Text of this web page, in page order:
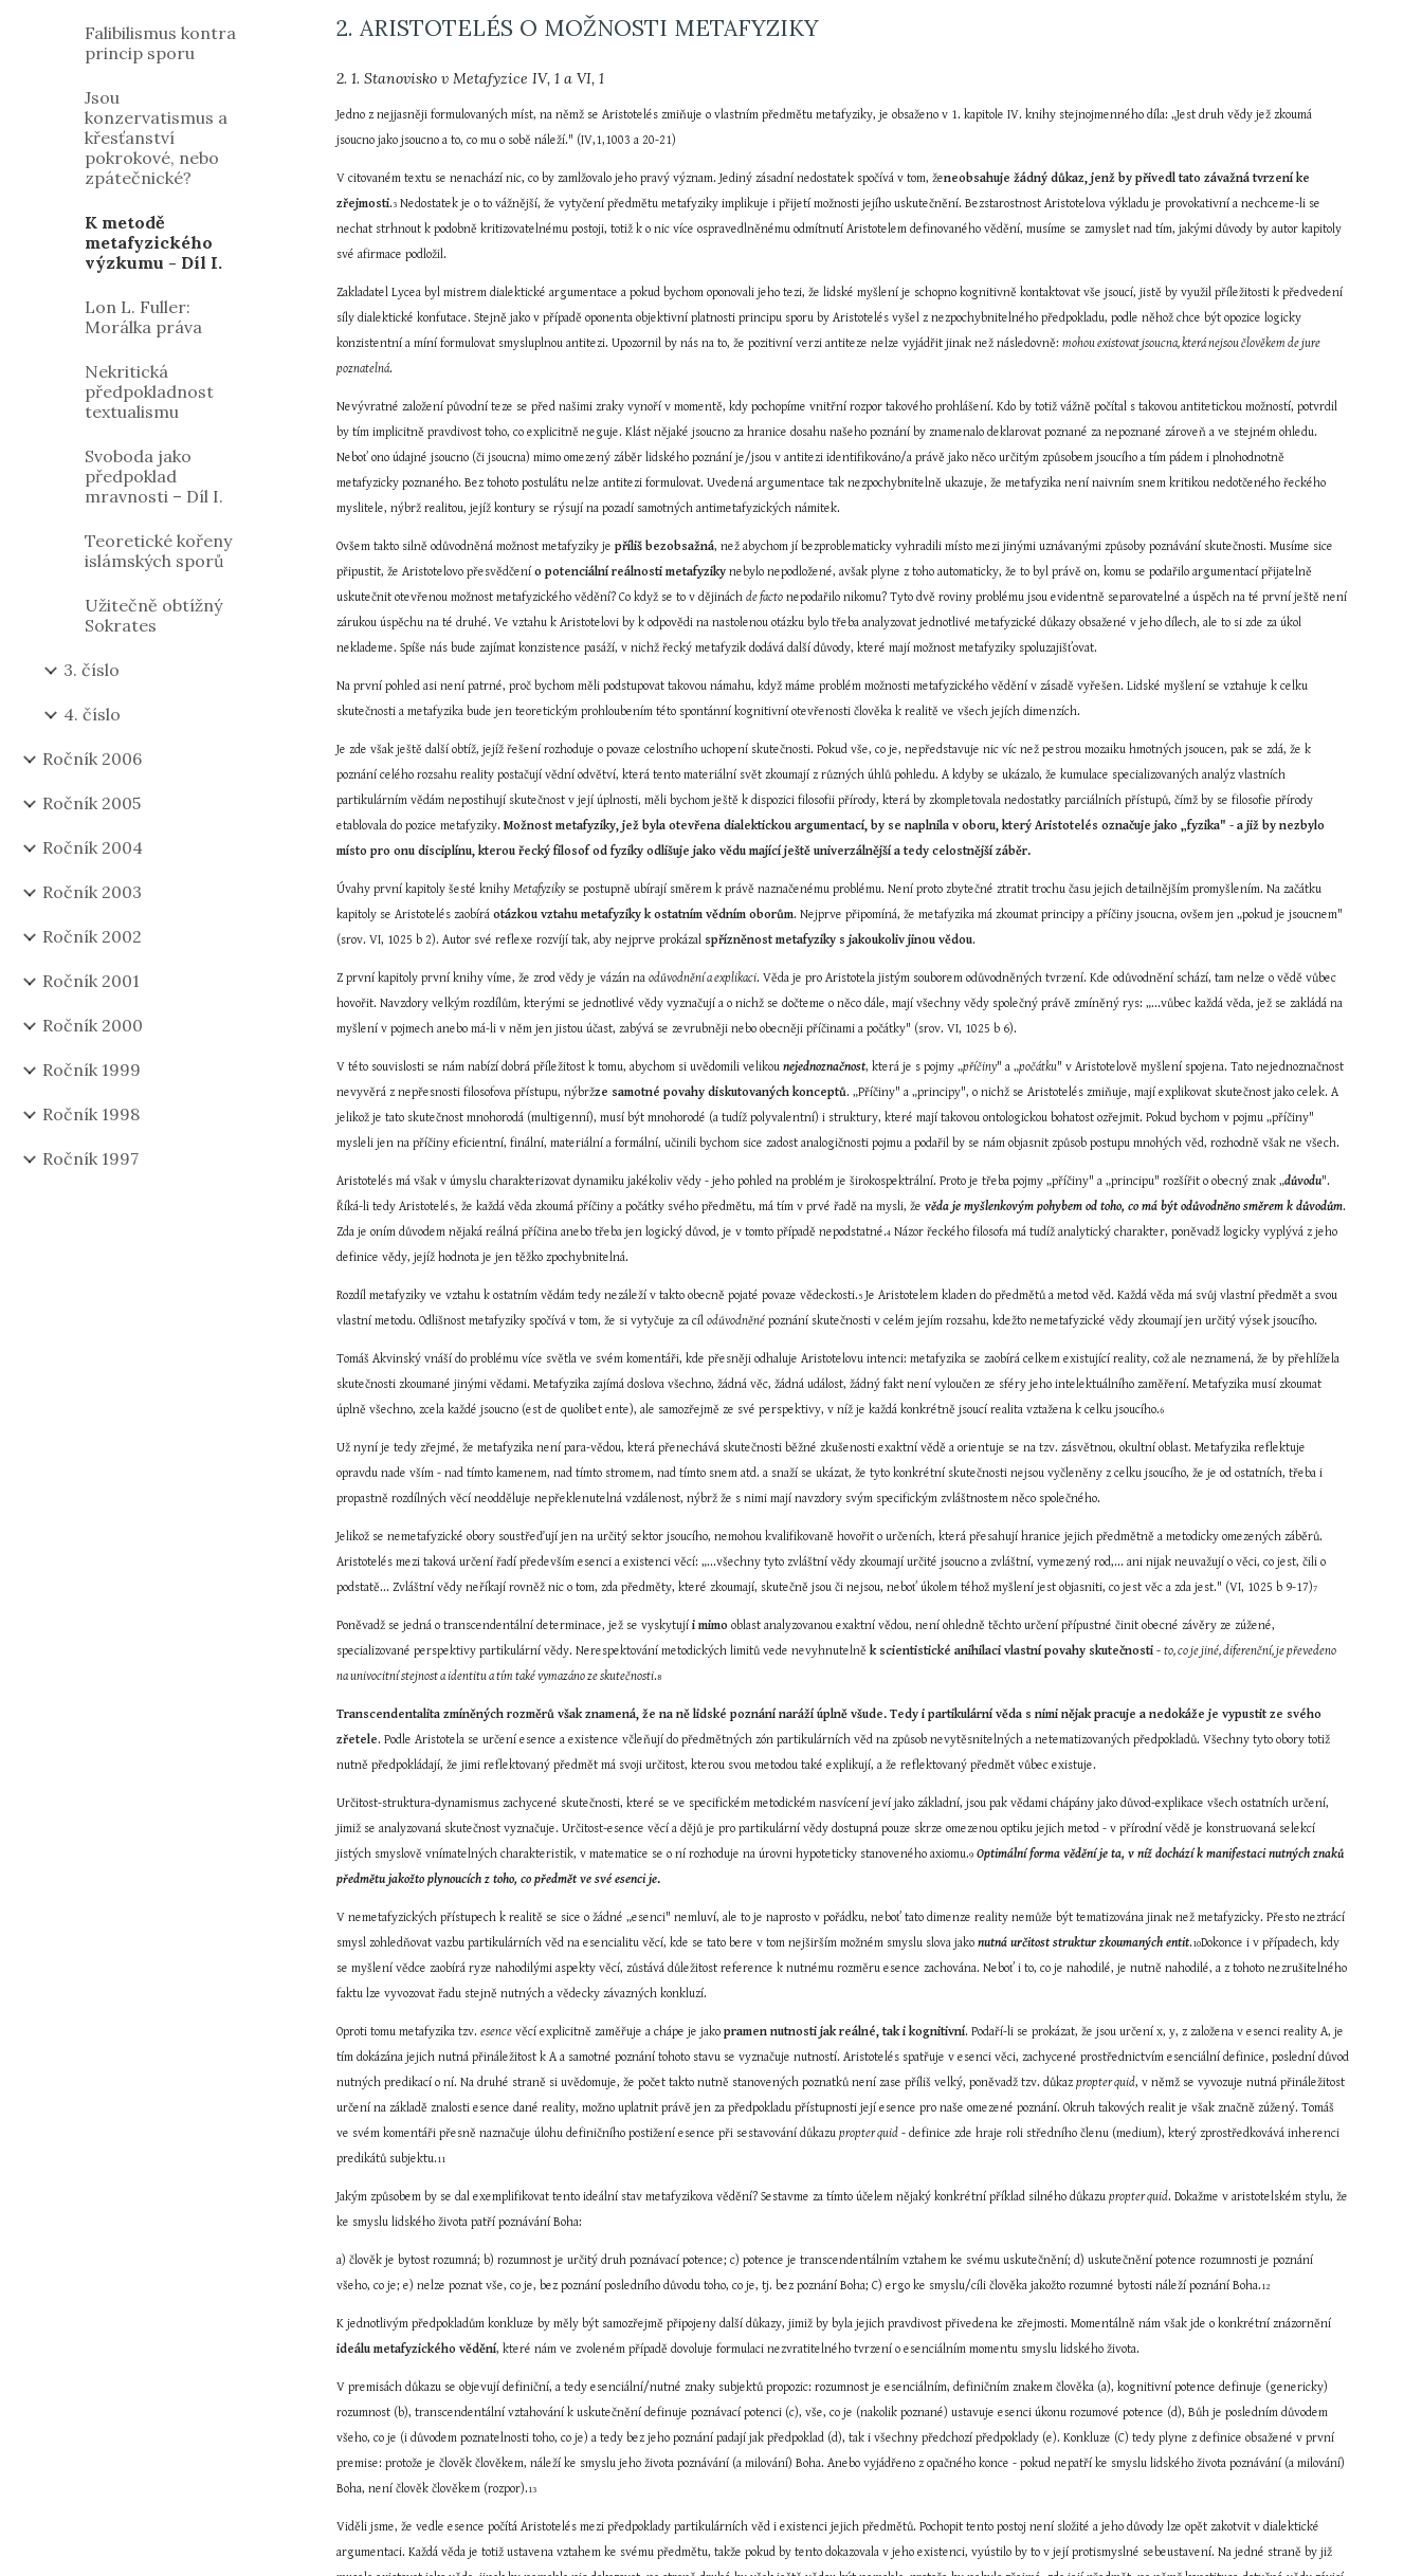
Falibilismus kontra
princip sporu
Jsou
konzervatismus a
křesťanství
pokrokové, nebo
zpátečnické?
K metodě
metafyzického
výzkumu - Díl I.
Lon L. Fuller:
Morálka práva
Nekritická
předpokladnost
textualismu
Svoboda jako
předpoklad
mravnosti – Díl I.
Teoretické kořeny
islámských sporů
Užitečně obtížný
Sokrates
3. číslo
4. číslo
Ročník 2006
Ročník 2005
Ročník 2004
Ročník 2003
Ročník 2002
Ročník 2001
Ročník 2000
Ročník 1999
Ročník 1998
Ročník 1997
2. ARISTOTELÉS O MOŽNOSTI METAFYZIKY
2. 1. Stanovisko v Metafyzice IV, 1 a VI, 1
Jedno z nejjasněji formulovaných míst, na němž se Aristotelés zmiňuje o vlastním předmětu metafyziky, je obsaženo v 1. kapitole IV. knihy stejnojmenného díla: „Jest druh vědy jež zkoumá
jsoucno jako jsoucno a to, co mu o sobě náleží." (IV,1,1003 a 20-21)
V citovaném textu se nenachází nic, co by zamlžovalo jeho pravý význam. Jediný zásadní nedostatek spočívá v tom, ženeobsahuje žádný důkaz, jenž by přivedl tato závažná tvrzení ke
zřejmosti.3 Nedostatek je o to vážnější, že vytyčení předmětu metafyziky implikuje i přijetí možnosti jejího uskutečnění. Bezstarostnost Aristotelova výkladu je provokativní a nechceme-li se
nechat strhnout k podobně kritizovatelnému postoji, totiž k o nic více ospravedlněnému odmítnutí Aristotelem definovaného vědění, musíme se zamyslet nad tím, jakými důvody by autor kapitoly
své afirmace podložil.
Zakladatel Lycea byl mistrem dialektické argumentace a pokud bychom oponovali jeho tezi, že lidské myšlení je schopno kognitivně kontaktovat vše jsoucí, jistě by využil příležitosti k předvedení
síly dialektické konfutace. Stejně jako v případě oponenta objektivní platnosti principu sporu by Aristotelés vyšel z nezpochybnitelného předpokladu, podle něhož chce být opozice logicky
konzistentní a míní formulovat smysluplnou antitezi. Upozornil by nás na to, že pozitivní verzi antiteze nelze vyjádřit jinak než následovně: mohou existovat jsoucna, která nejsou člověkem de jure
poznatelná.
Nevývratné založení původní teze se před našimi zraky vynoří v momentě, kdy pochopíme vnitřní rozpor takového prohlášení. Kdo by totiž vážně počítal s takovou antitetickou možností, potvrdil
by tím implicitně pravdivost toho, co explicitně neguje. Klást nějaké jsoucno za hranice dosahu našeho poznání by znamenalo deklarovat poznané za nepoznané zároveň a ve stejném ohledu.
Neboť ono údajné jsoucno (či jsoucna) mimo omezený záběr lidského poznání je/jsou v antitezi identifikováno/a právě jako něco určitým způsobem jsoucího a tím pádem i plnohodnotně
metafyzicky poznaného. Bez tohoto postulátu nelze antitezi formulovat. Uvedená argumentace tak nezpochybnitelně ukazuje, že metafyzika není naivním snem kritikou nedotčeného řeckého
myslitele, nýbrž realitou, jejíž kontury se rýsují na pozadí samotných antimetafyzických námitek.
Ovšem takto silně odůvodněná možnost metafyziky je příliš bezobsažná, než abychom jí bezproblematicky vyhradili místo mezi jinými uznávanými způsoby poznávání skutečnosti. Musíme sice
připustit, že Aristotelovo přesvědčení o potenciální reálnosti metafyziky nebylo nepodložené, avšak plyne z toho automaticky, že to byl právě on, komu se podařilo argumentací přijatelně
uskutečnit otevřenou možnost metafyzického vědění? Co když se to v dějinách de facto nepodařilo nikomu? Tyto dvě roviny problému jsou evidentně separovatelné a úspěch na té první ještě není
zárukou úspěchu na té druhé. Ve vztahu k Aristotelovi by k odpovědi na nastolenou otázku bylo třeba analyzovat jednotlivé metafyzické důkazy obsažené v jeho dílech, ale to si zde za úkol
neklademe. Spíše nás bude zajímat konzistence pasáží, v nichž řecký metafyzik dodává další důvody, které mají možnost metafyziky spoluzajišťovat.
Na první pohled asi není patrné, proč bychom měli podstupovat takovou námahu, když máme problém možnosti metafyzického vědění v zásadě vyřešen. Lidské myšlení se vztahuje k celku
skutečnosti a metafyzika bude jen teoretickým prohloubením této spontánní kognitivní otevřenosti člověka k realitě ve všech jejích dimenzích.
Je zde však ještě další obtíž, jejíž řešení rozhoduje o povaze celostního uchopení skutečnosti. Pokud vše, co je, nepředstavuje nic víc než pestrou mozaiku hmotných jsoucen, pak se zdá, že k
poznání celého rozsahu reality postačují vědní odvětví, která tento materiální svět zkoumají z různých úhlů pohledu. A kdyby se ukázalo, že kumulace specializovaných analýz vlastních
partikulárním vědám nepostihují skutečnost v její úplnosti, měli bychom ještě k dispozici filosofii přírody, která by zkompletovala nedostatky parciálních přístupů, čímž by se filosofie přírody
etablovala do pozice metafyziky. Možnost metafyziky, jež byla otevřena dialektickou argumentací, by se naplnila v oboru, který Aristotelés označuje jako „fyzika" - a již by nezbylo
místo pro onu disciplínu, kterou řecký filosof od fyziky odlišuje jako vědu mající ještě univerzálnější a tedy celostnější záběr.
Úvahy první kapitoly šesté knihy Metafyziky se postupně ubírají směrem k právě naznačenému problému. Není proto zbytečné ztratit trochu času jejich detailnějším promyšlením. Na začátku
kapitoly se Aristotelés zaobírá otázkou vztahu metafyziky k ostatním vědním oborům. Nejprve připomíná, že metafyzika má zkoumat principy a příčiny jsoucna, ovšem jen „pokud je jsoucnem"
(srov. VI, 1025 b 2). Autor své reflexe rozvíjí tak, aby nejprve prokázal spřízněnost metafyziky s jakoukoliv jinou vědou.
Z první kapitoly první knihy víme, že zrod vědy je vázán na odůvodnění a explikaci. Věda je pro Aristotela jistým souborem odůvodněných tvrzení. Kde odůvodnění schází, tam nelze o vědě vůbec
hovořit. Navzdory velkým rozdílům, kterými se jednotlivé vědy vyznačují a o nichž se dočteme o něco dále, mají všechny vědy společný právě zmíněný rys: „...vůbec každá věda, jež se zakládá na
myšlení v pojmech anebo má-li v něm jen jistou účast, zabývá se zevrubněji nebo obecněji příčinami a počátky" (srov. VI, 1025 b 6).
V této souvislosti se nám nabízí dobrá příležitost k tomu, abychom si uvědomili velikou nejednoznačnost, která je s pojmy „příčiny" a „počátku" v Aristotelově myšlení spojena. Tato nejednoznačnost
nevyvěrá z nepřesnosti filosofova přístupu, nýbržze samotné povahy diskutovaných konceptů. „Příčiny" a „principy", o nichž se Aristotelés zmiňuje, mají explikovat skutečnost jako celek. A
jelikož je tato skutečnost mnohorodá (multigenní), musí být mnohorodé (a tudíž polyvalentní) i struktury, které mají takovou ontologickou bohatost ozřejmit. Pokud bychom v pojmu „příčiny"
mysleli jen na příčiny eficientní, finální, materiální a formální, učinili bychom sice zadost analogičnosti pojmu a podařil by se nám objasnit způsob postupu mnohých věd, rozhodně však ne všech.
Aristotelés má však v úmyslu charakterizovat dynamiku jakékoliv vědy - jeho pohled na problém je širokospektrální. Proto je třeba pojmy „příčiny" a „principu" rozšířit o obecný znak „důvodu".
Říká-li tedy Aristotelés, že každá věda zkoumá příčiny a počátky svého předmětu, má tím v prvé řadě na mysli, že věda je myšlenkovým pohybem od toho, co má být odůvodněno směrem k důvodům.
Zda je oním důvodem nějaká reálná příčina anebo třeba jen logický důvod, je v tomto případě nepodstatné.4 Názor řeckého filosofa má tudíž analytický charakter, poněvadž logicky vyplývá z jeho
definice vědy, jejíž hodnota je jen těžko zpochybnitelná.
Rozdíl metafyziky ve vztahu k ostatním vědám tedy nezáleží v takto obecně pojaté povaze vědeckosti.5 Je Aristotelem kladen do předmětů a metod věd. Každá věda má svůj vlastní předmět a svou
vlastní metodu. Odlišnost metafyziky spočívá v tom, že si vytyčuje za cíl odůvodněné poznání skutečnosti v celém jejím rozsahu, kdežto nemetafyzické vědy zkoumají jen určitý výsek jsoucího.
Tomáš Akvinský vnáší do problému více světla ve svém komentáři, kde přesněji odhaluje Aristotelovu intenci: metafyzika se zaobírá celkem existující reality, což ale neznamená, že by přehlížela
skutečnosti zkoumané jinými vědami. Metafyzika zajímá doslova všechno, žádná věc, žádná událost, žádný fakt není vyloučen ze sféry jeho intelektuálního zaměření. Metafyzika musí zkoumat
úplně všechno, zcela každé jsoucno (est de quolibet ente), ale samozřejmě ze své perspektivy, v níž je každá konkrétně jsoucí realita vztažena k celku jsoucího.6
Už nyní je tedy zřejmé, že metafyzika není para-vědou, která přenechává skutečnosti běžné zkušenosti exaktní vědě a orientuje se na tzv. zásvětnou, okultní oblast. Metafyzika reflektuje
opravdu nade vším - nad tímto kamenem, nad tímto stromem, nad tímto snem atd. a snaží se ukázat, že tyto konkrétní skutečnosti nejsou vyčleněny z celku jsoucího, že je od ostatních, třeba i
propastně rozdílných věcí neodděluje nepřeklenutelná vzdálenost, nýbrž že s nimi mají navzdory svým specifickým zvláštnostem něco společného.
Jelikož se nemetafyzické obory soustřeďují jen na určitý sektor jsoucího, nemohou kvalifikovaně hovořit o určeních, která přesahují hranice jejich předmětně a metodicky omezených záběrů.
Aristotelés mezi taková určení řadí především esenci a existenci věcí: „...všechny tyto zvláštní vědy zkoumají určité jsoucno a zvláštní, vymezený rod,... ani nijak neuvažují o věci, co jest, čili o
podstatě... Zvláštní vědy neříkají rovněž nic o tom, zda předměty, které zkoumají, skutečně jsou či nejsou, neboť úkolem téhož myšlení jest objasniti, co jest věc a zda jest." (VI, 1025 b 9-17)7
Poněvadž se jedná o transcendentální determinace, jež se vyskytují i mimo oblast analyzovanou exaktní vědou, není ohledně těchto určení přípustné činit obecné závěry ze zúžené,
specializované perspektivy partikulární vědy. Nerespektování metodických limitů vede nevyhnutelně k scientistické anihilaci vlastní povahy skutečnosti - to, co je jiné, diferenční, je převedeno
na univocitní stejnost a identitu a tím také vymazáno ze skutečnosti.8
Transcendentalita zmíněných rozměrů však znamená, že na ně lidské poznání naráží úplně všude. Tedy i partikulární věda s nimi nějak pracuje a nedokáže je vypustit ze svého
zřetele. Podle Aristotela se určení esence a existence včleňují do předmětných zón partikulárních věd na způsob nevytěsnitelných a netematizovaných předpokladů. Všechny tyto obory totiž
nutně předpokládají, že jimi reflektovaný předmět má svoji určitost, kterou svou metodou také explikují, a že reflektovaný předmět vůbec existuje.
Určitost-struktura-dynamismus zachycené skutečnosti, které se ve specifickém metodickém nasvícení jeví jako základní, jsou pak vědami chápány jako důvod-explikace všech ostatních určení,
jimiž se analyzovaná skutečnost vyznačuje. Určitost-esence věcí a dějů je pro partikulární vědy dostupná pouze skrze omezenou optiku jejich metod - v přírodní vědě je konstruovaná selekcí
jistých smyslově vnímatelných charakteristik, v matematice se o ní rozhoduje na úrovni hypoteticky stanoveného axiomu.9 Optimální forma vědění je ta, v níž dochází k manifestaci nutných znaků
předmětu jakožto plynoucích z toho, co předmět ve své esenci je.
V nemetafyzických přístupech k realitě se sice o žádné „esenci" nemluví, ale to je naprosto v pořádku, neboť tato dimenze reality nemůže být tematizována jinak než metafyzicky. Přesto neztrácí
smysl zohledňovat vazbu partikulárních věd na esencialitu věcí, kde se tato bere v tom nejširším možném smyslu slova jako nutná určitost struktur zkoumaných entit.10Dokonce i v případech, kdy
se myšlení vědce zaobírá ryze nahodilými aspekty věcí, zůstává důležitost reference k nutnému rozměru esence zachována. Neboť i to, co je nahodilé, je nutně nahodilé, a z tohoto nezrušitelného
faktu lze vyvozovat řadu stejně nutných a vědecky závazných konkluzí.
Oproti tomu metafyzika tzv. esence věcí explicitně zaměřuje a chápe je jako pramen nutnosti jak reálné, tak i kognitivní. Podaří-li se prokázat, že jsou určení x, y, z založena v esenci reality A, je
tím dokázána jejich nutná přináležitost k A a samotné poznání tohoto stavu se vyznačuje nutností. Aristotelés spatřuje v esenci věci, zachycené prostřednictvím esenciální definice, poslední důvod
nutných predikací o ní. Na druhé straně si uvědomuje, že počet takto nutně stanovených poznatků není zase příliš velký, poněvadž tzv. důkaz propter quid, v němž se vyvozuje nutná přináležitost
určení na základě znalosti esence dané reality, možno uplatnit právě jen za předpokladu přístupnosti její esence pro naše omezené poznání. Okruh takových realit je však značně zúžený. Tomáš
ve svém komentáři přesně naznačuje úlohu definičního postižení esence při sestavování důkazu propter quid - definice zde hraje roli středního členu (medium), který zprostředkovává inherenci
predikátů subjektu.11
Jakým způsobem by se dal exemplifikovat tento ideální stav metafyzikova vědění? Sestavme za tímto účelem nějaký konkrétní příklad silného důkazu propter quid. Dokažme v aristotelském stylu, že
ke smyslu lidského života patří poznávání Boha:
a) člověk je bytost rozumná; b) rozumnost je určitý druh poznávací potence; c) potence je transcendentálním vztahem ke svému uskutečnění; d) uskutečnění potence rozumnosti je poznání
všeho, co je; e) nelze poznat vše, co je, bez poznání posledního důvodu toho, co je, tj. bez poznání Boha; C) ergo ke smyslu/cíli člověka jakožto rozumné bytosti náleží poznání Boha.12
ideálu metafyzického vědění, které nám ve zvoleném případě dovoluje formulaci nezvratitelného tvrzení o esenciálním momentu smyslu lidského života.
V premisách důkazu se objevují definiční, a tedy esenciální/nutné znaky subjektů propozic: rozumnost je esenciálním, definičním znakem člověka (a), kognitivní potence definuje (genericky)
rozumnost (b), transcendentální vztahování k uskutečnění definuje poznávací potenci (c), vše, co je (nakolik poznané) ustavuje esenci úkonu rozumové potence (d), Bůh je posledním důvodem
všeho, co je (i důvodem poznatelnosti toho, co je) a tedy bez jeho poznání padají jak předpoklad (d), tak i všechny předchozí předpoklady (e). Konkluze (C) tedy plyne z definice obsažené v první
premise: protože je člověk člověkem, náleží ke smyslu jeho života poznávání (a milování) Boha. Anebo vyjádřeno z opačného konce - pokud nepatří ke smyslu lidského života poznávání (a milování)
Boha, není člověk člověkem (rozpor).13
Viděli jsme, že vedle esence počítá Aristotelés mezi předpoklady partikulárních věd i existenci jejich předmětů. Pochopit tento postoj není složité a jeho důvody lze opět zakotvit v dialektické
argumentaci. Každá věda je totiž ustavena vztahem ke svému předmětu, takže pokud by tento dokazovala v jeho existenci, vyústilo by to v její protismyslné sebeustavení. Na jedné straně by již